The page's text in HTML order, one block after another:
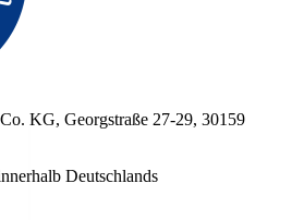
KG, Georgstraße 27-29, 30159
Deutschlands